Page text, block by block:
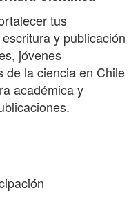
tus
y publicación
jóvenes
de la ciencia en Chile
académica y